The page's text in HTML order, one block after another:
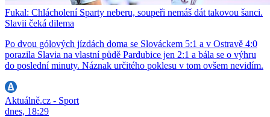
Fukal: Chlácholení Sparty neberu, soupeři nemáš dát takovou šanci.
Slavii čeká dilema
Po dvou gólových jízdách doma se Slováckem 5:1 a v Ostravě 4:0
porazila Slavia na vlastní půdě Pardubice jen 2:1 a bála se o výhru
do poslední minuty. Náznak určitého poklesu v tom ovšem nevidím.
Aktuálně.cz - Sport
dnes, 18:29